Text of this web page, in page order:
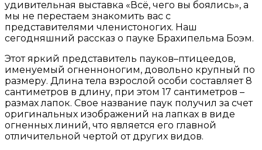
удивительная выставка «Всё, чего вы боялись», а
мы не перестаем знакомить вас с
представителями членистоногих. Наш
сегодняшний рассказ о пауке Брахипельма Боэм.
Этот яркий представитель пауков–птицеедов,
именуемый огненноногим, довольно крупный по
размеру. Длина тела взрослой особи составляет 8
сантиметров в длину, при этом 17 сантиметров –
размах лапок. Свое название паук получил за счет
оригинальных изображений на лапках в виде
огненных линий, что является его главной
отличительной чертой от других видов.